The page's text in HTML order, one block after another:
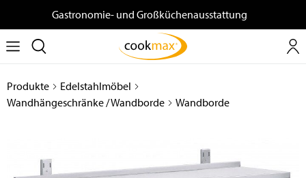
Gastronomie- und Großküchenausstattung
Produkte
Edelstahlmöbel
Wandhängeschränke / Wandborde
Wandborde